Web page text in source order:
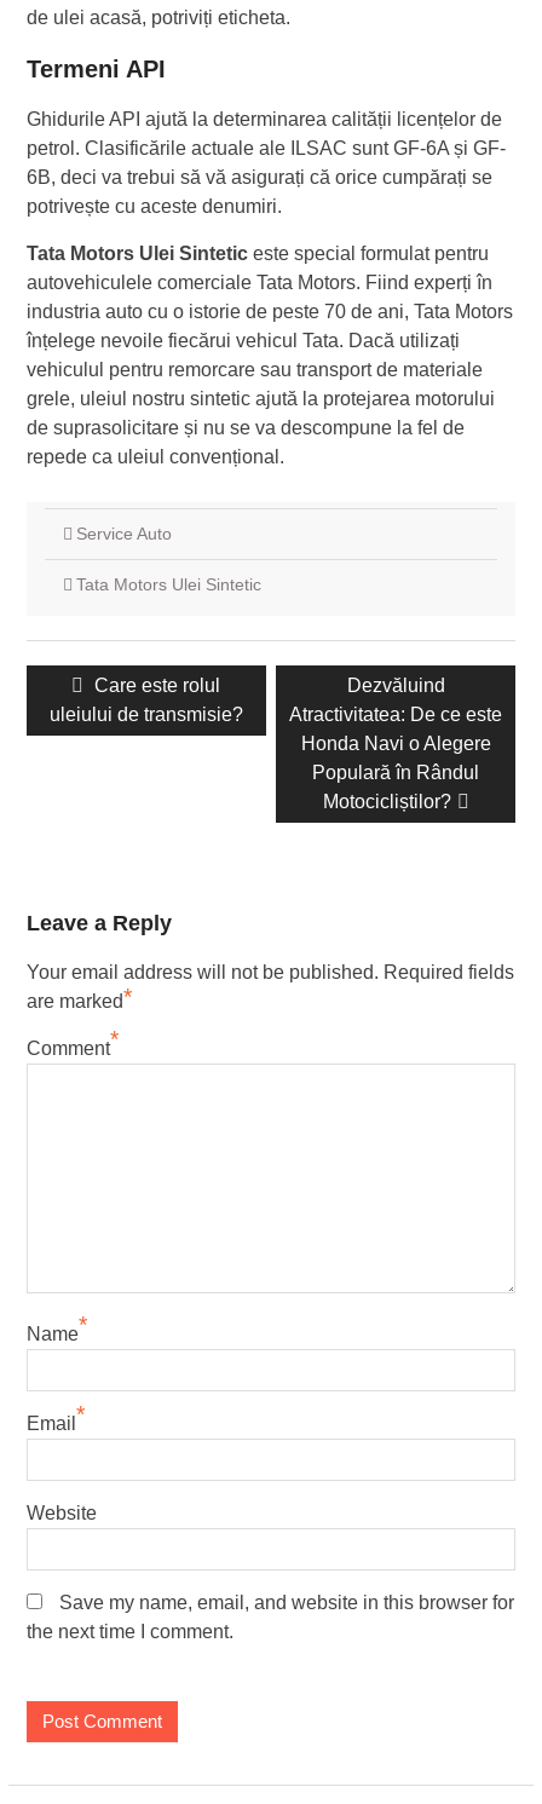
de ulei acasă, potriviți eticheta.
Termeni API
Ghidurile API ajută la determinarea calității licențelor de
petrol. Clasificările actuale ale ILSAC sunt GF-6A și GF-
6B, deci va trebui să vă asigurați că orice cumpărați se
potrivește cu aceste denumiri.
Tata Motors Ulei Sinteticeste special formulat pentru
autovehiculele comerciale Tata Motors. Fiind experți în
industria auto cu o istorie de peste 70 de ani, Tata Motors
înțelege nevoile fiecărui vehicul Tata. Dacă utilizați
vehiculul pentru remorcare sau transport de materiale
grele, uleiul nostru sintetic ajută la protejarea motorului
de suprasolicitare și nu se va descompune la fel de
repede ca uleiul convențional.
Service Auto
Tata Motors Ulei Sintetic
Navigare
articole
Postarea
anterioară:
Care este rolul
uleiului de transmisie?
Următoarea
postare:
Dezvăluind
Atractivitatea: De ce este
Honda Navi o Alegere
Populară în Rândul
Motocicliștilor?
Leave a Reply
Your email address will not be published. Required fields
are marked*
Comment*
Name*
Email *
Website
Save my name, email, and website in this browser for
the next time I comment.